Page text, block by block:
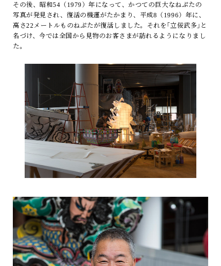
その後、昭和54（1979）年になって、かつての巨大なねぷたの
写真が発見され、復活の機運がたかまり、平成8（1996）年に、
高さ22メートルものねぷたが復活しました。それを｢立佞武多｣と
名づけ、今では全国から見物のお客さまが訪れるようになりまし
た。